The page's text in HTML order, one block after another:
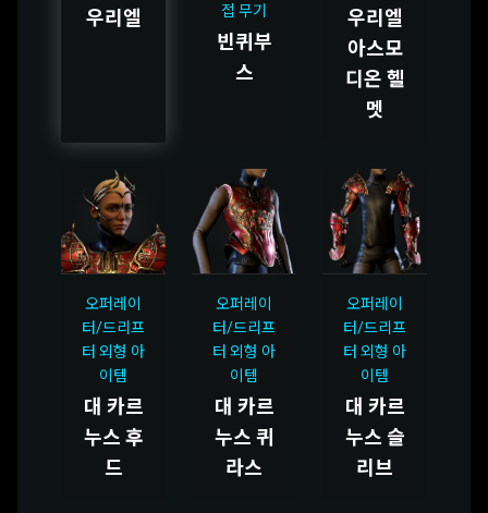
우리엘
접 무기
빈퀴부
스
우리엘
아스모
디온 헬
멧
오퍼레이
터/드리프
터 외형 아
이템
대 카르
누스 후
드
오퍼레이
터/드리프
터 외형 아
이템
대 카르
누스 퀴
라스
오퍼레이
터/드리프
터 외형 아
이템
대 카르
누스 슬
리브